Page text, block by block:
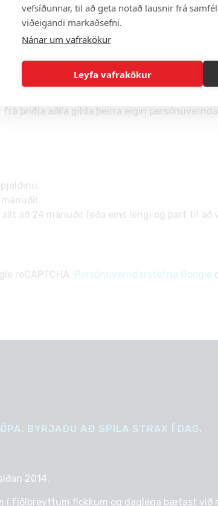
vefsíðunnar, til að geta notað lausnir frá
viðeigandi markaðsefni.
Nánar um vafrakökur
Leyfa vafrakökur
og auglýsingar.
gegn svikum og nauðsynleg rekstur.
að svara skilaboðum sem send eru í gegnum
hjálpa okkur að reka vefinn (hýsing, greining,
þriðja aðila gilda þeirra eigin
allt að 24 mánuðir (eða eins lengi og þarf til að
reCAPTCHA. Persónuverndarstefna Google
BYRJAÐU AÐ SPILA STRAX Í DAG.
2014.
í fjölbreyttum flokkum og daglega bætast við